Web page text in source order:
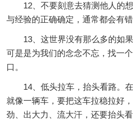
12、不要刻意去猜测他人的想
与经验的正确确定，通常都会有错
13、这世界没有那么多的如果
可是是为我们的念念不忘，找一
口。
14、低头拉车，抬头看路。在
就像一辆车，要把这车拉稳拉好
劲、出大力、流大汗，还要抬头